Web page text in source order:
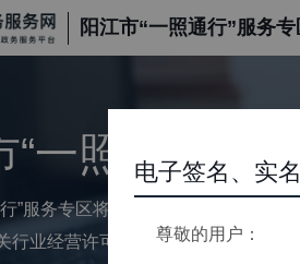
阳江市“一照通行”服务专
“一照通行”服
”服务专区将多业态经营所需的相关
行业经营许可，已完成企业设立的
电子签名、实
尊敬的用户：